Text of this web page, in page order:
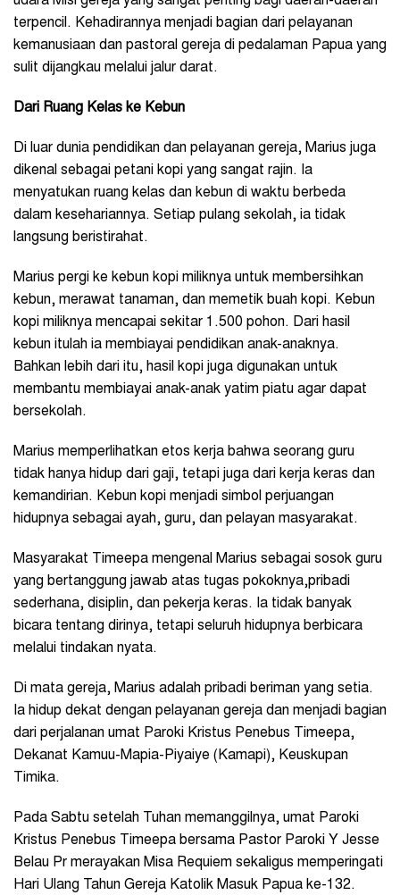
terpencil. Kehadirannya menjadi bagian dari pelayanan
kemanusiaan dan pastoral gereja di pedalaman Papua yang
sulit dijangkau melalui jalur darat.
Dari Ruang Kelas ke Kebun
Di luar dunia pendidikan dan pelayanan gereja, Marius juga
dikenal sebagai petani kopi yang sangat rajin. Ia
menyatukan ruang kelas dan kebun di waktu berbeda
dalam kesehariannya. Setiap pulang sekolah, ia tidak
langsung beristirahat.
Marius pergi ke kebun kopi miliknya untuk membersihkan
kebun, merawat tanaman, dan memetik buah kopi. Kebun
kopi miliknya mencapai sekitar 1.500 pohon. Dari hasil
kebun itulah ia membiayai pendidikan anak-anaknya.
Bahkan lebih dari itu, hasil kopi juga digunakan untuk
membantu membiayai anak-anak yatim piatu agar dapat
bersekolah.
Marius memperlihatkan etos kerja bahwa seorang guru
tidak hanya hidup dari gaji, tetapi juga dari kerja keras dan
kemandirian. Kebun kopi menjadi simbol perjuangan
hidupnya sebagai ayah, guru, dan pelayan masyarakat.
Masyarakat Timeepa mengenal Marius sebagai sosok guru
yang bertanggung jawab atas tugas pokoknya,pribadi
sederhana, disiplin, dan pekerja keras. Ia tidak banyak
bicara tentang dirinya, tetapi seluruh hidupnya berbicara
melalui tindakan nyata.
Di mata gereja, Marius adalah pribadi beriman yang setia.
Ia hidup dekat dengan pelayanan gereja dan menjadi bagian
dari perjalanan umat Paroki Kristus Penebus Timeepa,
Dekanat Kamuu-Mapia-Piyaiye (Kamapi), Keuskupan
Timika.
Pada Sabtu setelah Tuhan memanggilnya, umat Paroki
Kristus Penebus Timeepa bersama Pastor Paroki Y Jesse
Belau Pr merayakan Misa Requiem sekaligus memperingati
Hari Ulang Tahun Gereja Katolik Masuk Papua ke-132.